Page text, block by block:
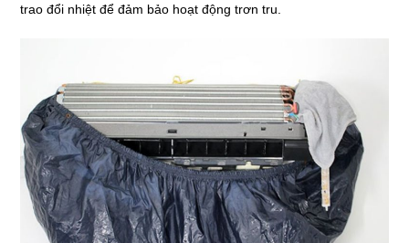
trao đổi nhiệt để đảm bảo hoạt động trơn tru.